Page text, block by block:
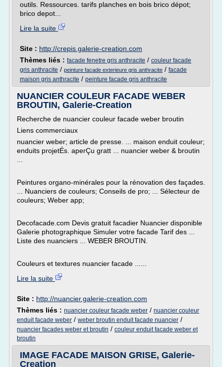
outils. Ressources. tarifs planches en bois brico dépot;
brico depot...
Lire la suite
Site : http://crepis.galerie-creation.com
Thèmes liés : facade fenetre gris anthracite / couleur facade
gris anthracite / peinture facade exterieure gris anthracite / facade
maison gris anthracite / peinture facade gris anthracite
NUANCIER COULEUR FACADE WEBER
BROUTIN, Galerie-Creation
Recherche de nuancier couleur facade weber broutin
Liens commerciaux
nuancier weber; article de presse. ... maison enduit couleur;
enduits projetÉs. aperÇu gratt ... nuancier weber & broutin
Peintures organo-minérales pour la rénovation des façades.
... Nuanciers de couleurs; Conseils de pro; ... Sélecteur de
couleurs; Weber app;
Decofacade.com Devis gratuit facadier Nuancier disponible
Galerie photographique Simuler votre facade Tarif des ...
Liste des nuanciers ... WEBER BROUTIN.
Couleurs et textures nuancier facade ......
Lire la suite
Site : http://nuancier.galerie-creation.com
Thèmes liés : nuancier couleur facade weber / nuancier couleur
enduit facade weber / weber broutin enduit facade nuancier /
nuancier facades weber et broutin / couleur enduit facade weber et
broutin
IMAGE FACADE MAISON GRISE, Galerie-
Creation